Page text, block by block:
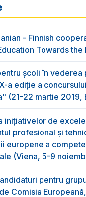
- Finnish
Towards the
școli în vederea
a ediție a
(21-22 martie 2019,
inițiativelor de
profesional și
europene a
(Viena, 5-9
pentru
Comisia